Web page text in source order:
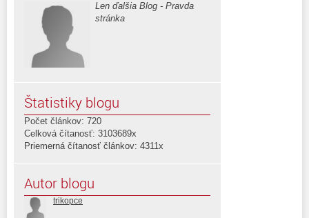
Len ďalšia Blog - Pravda
stránka
Štatistiky blogu
Počet článkov: 720
Celková čítanosť: 3103689x
Priemerná čítanosť článkov: 4311x
Autor blogu
trikopce